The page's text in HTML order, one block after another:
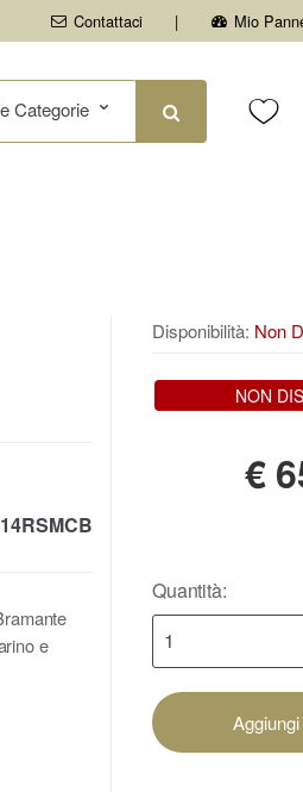
Contattaci Mio
e
Disponibilità: Non
NON
€
Quantità: